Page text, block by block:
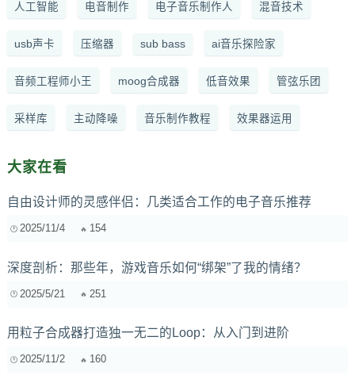
人工智能 电音制作 电子音乐制作人 混音技术
usb声卡 压缩器 sub bass ai音乐探险家
音频工程师小王 moog合成器 低音效果 管弦乐团
采样库 主动降噪 音乐制作教程 效果器运用
大家在看
自由设计师的灵感伴侣：几类适合工作的电子音乐推荐
2025/11/4 154
深度剖析：那些年，游戏音乐如何“绑架”了我的情绪？
2025/5/21 251
用粒子合成器打造独一无二的Loop：从入门到进阶
2025/11/2 160